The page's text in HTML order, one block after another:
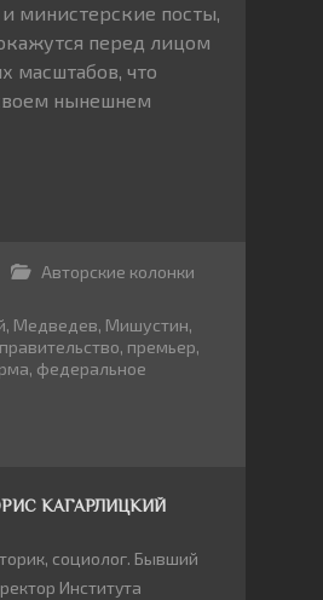
и министерские посты,
перед лицом
масштабов, что
нынешнем
Авторские колонки
, Медведев, Мишустин,
правительство, премьер,
, федеральное
КАГАРЛИЦКИЙ
социолог. Бывший
Института